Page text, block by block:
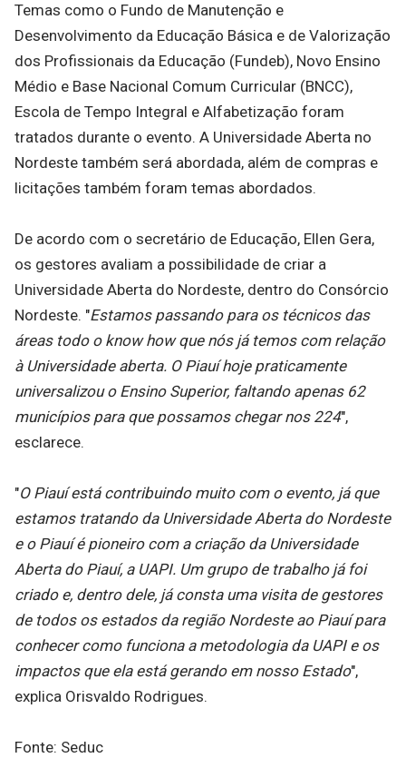
Temas como o Fundo de Manutenção e
Desenvolvimento da Educação Básica e de Valorização
dos Profissionais da Educação (Fundeb), Novo Ensino
Médio e Base Nacional Comum Curricular (BNCC),
Escola de Tempo Integral e Alfabetização foram
tratados durante o evento. A Universidade Aberta no
Nordeste também será abordada, além de compras e
licitações também foram temas abordados.
De acordo com o secretário de Educação, Ellen Gera,
os gestores avaliam a possibilidade de criar a
Universidade Aberta do Nordeste, dentro do Consórcio
Nordeste. "Estamos passando para os técnicos das
áreas todo o know how que nós já temos com relação
à Universidade aberta. O Piauí hoje praticamente
universalizou o Ensino Superior, faltando apenas 62
municípios para que possamos chegar nos 224",
esclarece.
"O Piauí está contribuindo muito com o evento, já que
estamos tratando da Universidade Aberta do Nordeste
e o Piauí é pioneiro com a criação da Universidade
Aberta do Piauí, a UAPI. Um grupo de trabalho já foi
criado e, dentro dele, já consta uma visita de gestores
de todos os estados da região Nordeste ao Piauí para
conhecer como funciona a metodologia da UAPI e os
impactos que ela está gerando em nosso Estado",
explica Orisvaldo Rodrigues.
Fonte: Seduc